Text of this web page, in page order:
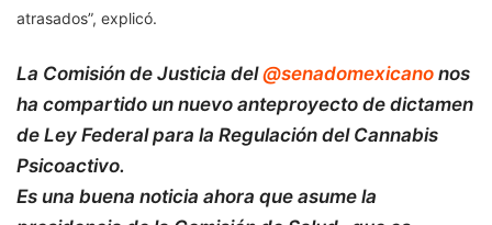
atrasados”, explicó.
La Comisión de Justicia del@senadomexicano nos
ha compartido un nuevo anteproyecto de dictamen
de Ley Federal para la Regulación del Cannabis
Psicoactivo.
Es una buena noticia ahora que asume la